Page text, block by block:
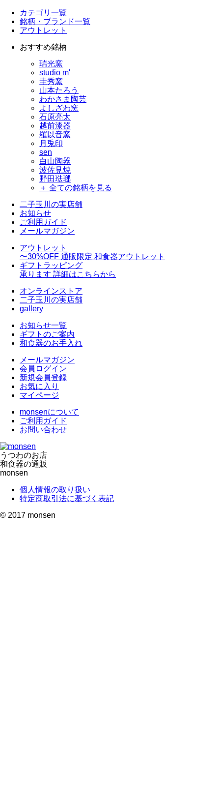
カテゴリ一覧
銘柄・ブランド一覧
アウトレット
おすすめ銘柄
瑞光窯
studio m'
圭秀窯
山本たろう
わかさま陶芸
よしざわ窯
石原亮太
越前漆器
羅以音窯
月兎印
sen
白山陶器
波佐見焼
野田琺瑯
＋ 全ての銘柄を見る
二子玉川の実店舗
お知らせ
ご利用ガイド
メールマガジン
アウトレット
〜30%OFF 通販限定 和食器アウトレット
ギフトラッピング
承ります 詳細はこちらから
オンラインストア
二子玉川の実店舗
gallery
お知らせ一覧
ギフトのご案内
和食器のお手入れ
メールマガジン
会員ログイン
新規会員登録
お気に入り
マイページ
monsenについて
ご利用ガイド
お問い合わせ
うつわのお店
和食器の通販
monsen
個人情報の取り扱い
特定商取引法に基づく表記
© 2017 monsen